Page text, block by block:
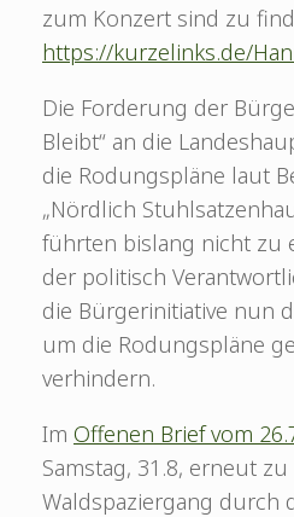
zum Konzert sind zu
https://kurzelinks.de/
Die Forderung der
Bleibt“ an die
die Rodungspläne laut
„Nördlich
führten bislang nicht zu
der politisch
die Bürgerinitiative nun
um die Rodungspläne
verhindern.
Im Offenen Brief vom
Samstag, 31.8, erneut
Waldspaziergang durch